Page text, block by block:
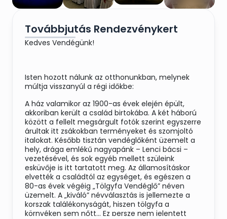
Továbbjutás Rendezvénykert
Kedves Vendégünk!
Isten hozott nálunk az otthonunkban, melynek
múltja visszanyúl a régi időkbe:
A ház valamikor az 1900-as évek elején épült,
akkoriban került a család birtokába. A két háború
között a fellelt megsárgult fotók szerint egyszerre
árultak itt zsákokban terményeket és szomjoltó
italokat. Később tisztán vendéglőként üzemelt a
hely, drága emlékű nagyapánk – Lenci bácsi –
vezetésével, és sok egyéb mellett szüleink
esküvője is itt tartatott meg. Az államosításkor
elvették a családtól az egységet, és egészen a
80-as évek végéig „Tölgyfa Vendéglő” néven
üzemelt. A „kiváló” névválasztás is jellemezte a
korszak találékonyságát, hiszen tölgyfa a
környéken sem nőtt… Ez persze nem jelentett